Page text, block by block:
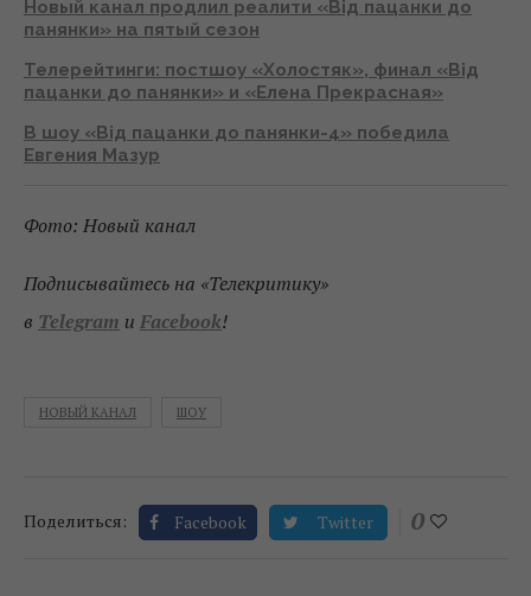
Новый канал продлил реалити «Від пацанки до
панянки» на пятый сезон
Телерейтинги: постшоу «Холостяк», финал «Від
пацанки до панянки» и «Елена Прекрасная»
В шоу «Від пацанки до панянки-4» победила
Евгения Мазур
Фото: Новый канал
Подписывайтесь на «Телекритику»
в Telegram и Facebook!
НОВЫЙ КАНАЛ ШОУ
Поделиться: Facebook Twitter 0